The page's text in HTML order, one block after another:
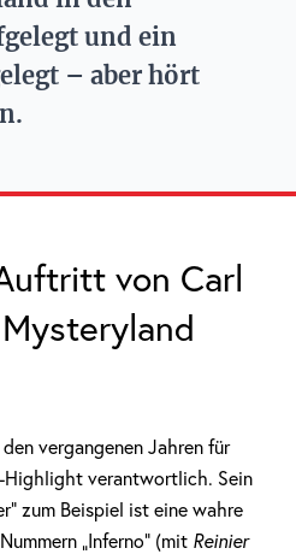
und ein
– aber hört
von Carl
vergangenen Jahren für
Highlight verantwortlich. Sein
zum Beispiel ist eine wahre
„Inferno“ (mit Reinier